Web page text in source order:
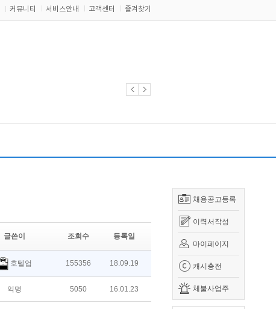
커뮤니티 서비스안내 고객센터 즐겨찾기
채용공고등록
이력서작성
마이페이지
캐시충전
체불사업주
글쓴이 조회수 등록일
호텔업 155356 18.09.19
익명 5050 16.01.23